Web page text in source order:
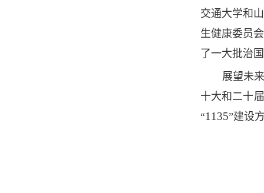
交通大学和
生健康委员
了一大批治
展望未
十大和 二十
“1135”建设